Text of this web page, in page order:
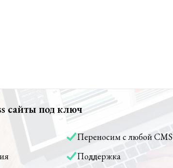
сайты под ключ
Переносим с любой CMS
Поддержка